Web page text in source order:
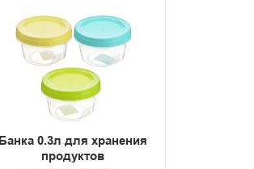
Банка 0.3л для хранения
продуктов